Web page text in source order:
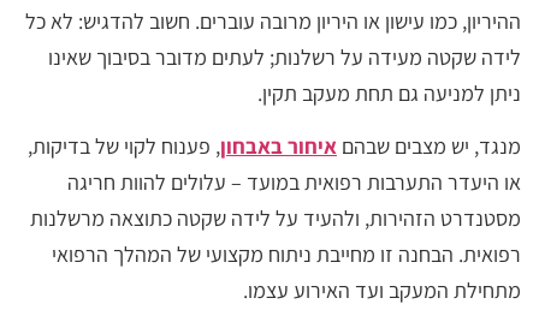
ההיריון, כמו עישון או היריון מרובה עוברים. חשוב להדגיש: לא כל
לידה שקטה מעידה על רשלנות; לעתים מדובר בסיבוך שאינו
ניתן למניעה גם תחת מעקב תקין.
מנגד, יש מצבים שבהם איחור באבחון, פענוח לקוי של בדיקות,
או היעדר התערבות רפואית במועד – עלולים להוות חריגה
מסטנדרט הזהירות, ולהעיד על לידה שקטה כתוצאה מרשלנות
רפואית. הבחנה זו מחייבת ניתוח מקצועי של המהלך הרפואי
מתחילת המעקב ועד האירוע עצמו.